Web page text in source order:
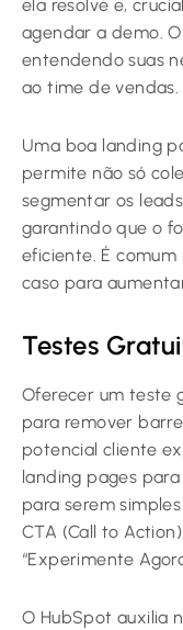
ela resolve e,
agendar a demo.
entendendo suas
ao time de vendas.
Uma boa landing
permite não só
segmentar os
garantindo que o
eficiente. É
caso para
Testes
Oferecer um teste
para remover
potencial cliente
landing pages
para serem
CTA (Call to
“Experimente
O HubSpot auxilia